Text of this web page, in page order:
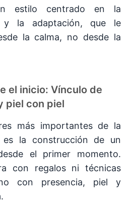
estilo centrado en la
y la adaptación, que le
la calma, no desde la
el inicio: Vínculo de
piel con piel
más importantes de la
es la construcción de un
el primer momento.
con regalos ni técnicas
con presencia, piel y